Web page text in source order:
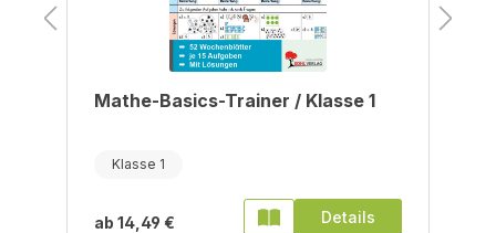
Mathe-Basics-Trainer / Klasse 1
Klasse 1
ab 14,49 € Details